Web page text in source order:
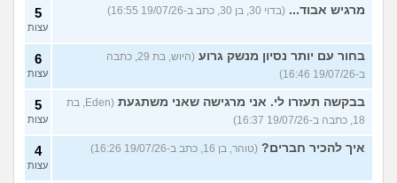
מרגיש אבוד... (בדוי 30, בן 30, כתב ב-19/07/26 16:55) 5
עצות
בחור עם יותר נסיון מנשק גרוע
(היוש, בת 29, כתבה
ב-19/07/26 16:46)
6
עצות
בבקשה תעזרו לי. אני מרגישה שאני משתגעת
(Eden, בת
18, כתבה ב-19/07/26 16:37)
5
עצות
איך להכיר חברים? (טוהר, בן 16, כתב ב-19/07/26 16:26) 4
עצות